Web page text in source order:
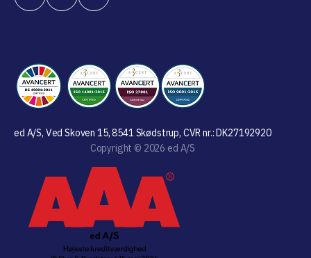
ed A/S, Ved Skoven 15, 8541 Skødstrup, CVR nr.: DK27192920
Copyright © 2026 ed A/S